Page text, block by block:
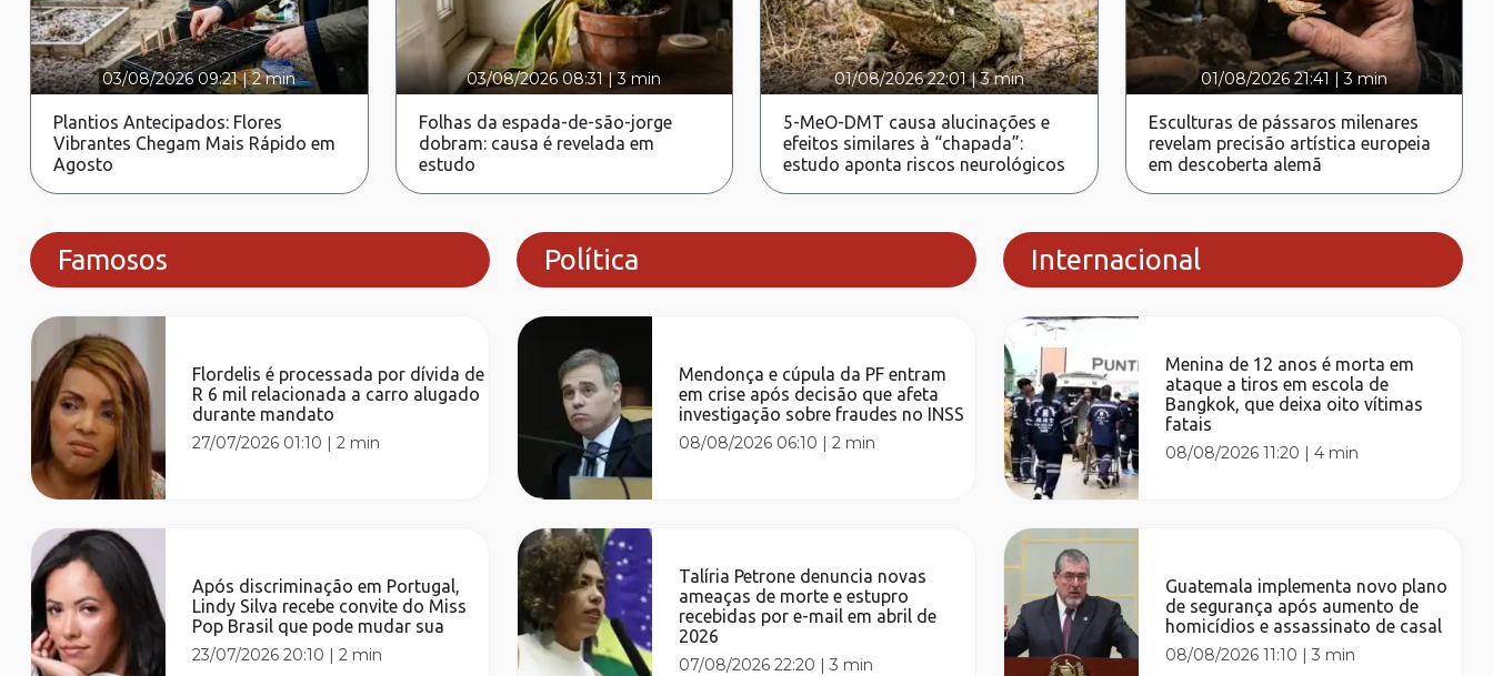
03/08/2026 09:21|2 min
Plantios Antecipados: Flores
Vibrantes Chegam Mais Rápido em
Agosto
03/08/2026 08:31|3 min
Folhas da espada-de-são-jorge
dobram: causa é revelada em
estudo
01/08/2026 22:01|3 min
5-MeO-DMT causa alucinações e
efeitos similares à “chapada”:
estudo aponta riscos neurológicos
01/08/2026 21:41 |3 min
Esculturas de pássaros milenares
revelam precisão artística europeia
em descoberta alemã
Famosos
Flordelis é processada por dívida de
R 6 mil relacionada a carro alugado
durante mandato
27/07/2026 01:10 |2 min
Após discriminação em Portugal,
Lindy Silva recebe convite do Miss
Pop Brasil que pode mudar sua
23/07/2026 20:10 |2 min
Política
Mendonça e cúpula da PF entram
em crise após decisão que afeta
investigação sobre fraudes no INSS
08/08/2026 06:10 |2 min
Talíria Petrone denuncia novas
ameaças de morte e estupro
recebidas por e-mail em abril de
2026
07/08/2026 22:20 |3 min
Internacional
Menina de 12 anos é morta em
ataque a tiros em escola de
Bangkok, que deixa oito vítimas
fatais
08/08/2026 11:20 |4 min
Guatemala implementa novo plano
de segurança após aumento de
homicídios e assassinato de casal
08/08/2026 11:10 |3 min